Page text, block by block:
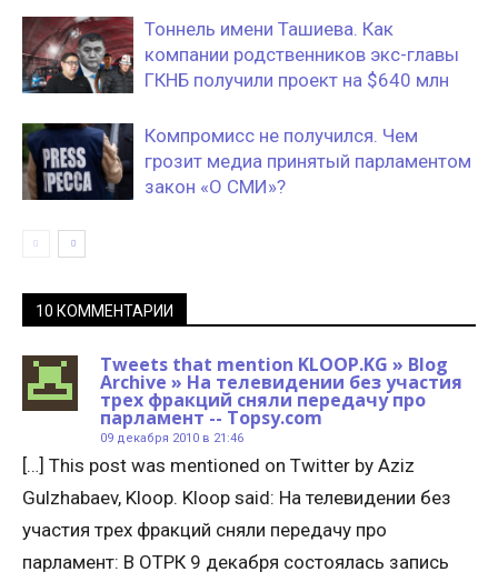
Тоннель имени Ташиева. Как
компании родственников экс-главы
ГКНБ получили проект на $640 млн
Компромисс не получился. Чем
грозит медиа принятый парламентом
закон «О СМИ»?
10 КОММЕНТАРИИ
Tweets that mention KLOOP.KG » Blog
Archive » На телевидении без участия
трех фракций сняли передачу про
парламент -- Topsy.com
09 декабря 2010 в 21:46
[…] This post was mentioned on Twitter by Aziz
Gulzhabaev, Kloop. Kloop said: На телевидении без
участия трех фракций сняли передачу про
парламент: В ОТРК 9 декабря состоялась запись